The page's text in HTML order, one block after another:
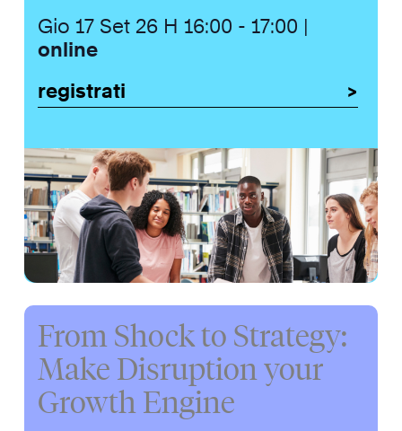
Gio 17 Set 26 H 16:00 - 17:00 |
online
registrati
From Shock to Strategy:
Make Disruption your
Growth Engine